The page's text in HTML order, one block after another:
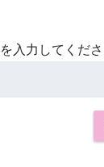
入力してくださ